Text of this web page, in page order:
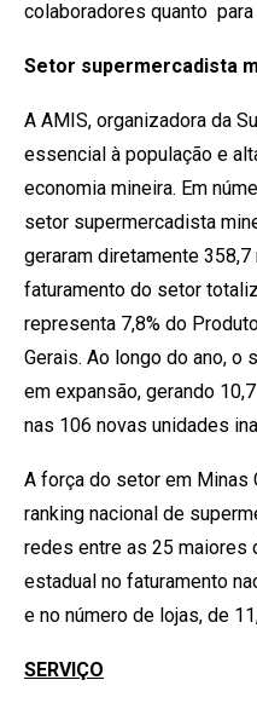
colaboradores quanto
Setor supermercadista
A AMIS, organizadora da
essencial à população e
economia mineira. Em
setor supermercadista
geraram diretamente
faturamento do setor
representa 7,8% do
Gerais. Ao longo do ano, o
em expansão, gerando
nas 106 novas unidades
A força do setor em Minas
ranking nacional de
redes entre as 25 maiores
estadual no faturamento
e no número de lojas, de
SERVIÇO